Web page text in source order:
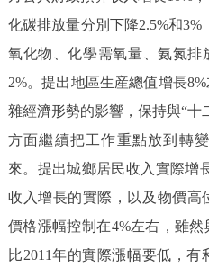
化碳排放量分別下降2.5%和
氧化物、化學需氧量、氨氮排
2%。提出地區生産總值增長
雜經濟形勢的影響，保持與“十
方面繼續把工作重點放到轉
來。提出城鄉居民收入實際增
收入增長的實際，以及物價高
價格漲幅控制在4%左右，雖
比2011年的實際漲幅要低，